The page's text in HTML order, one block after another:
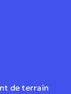
de terrain